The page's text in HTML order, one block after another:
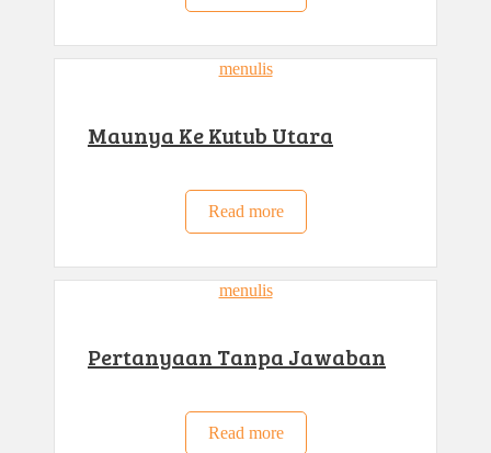
menulis
Maunya Ke Kutub Utara
Read more
menulis
Pertanyaan Tanpa Jawaban
Read more